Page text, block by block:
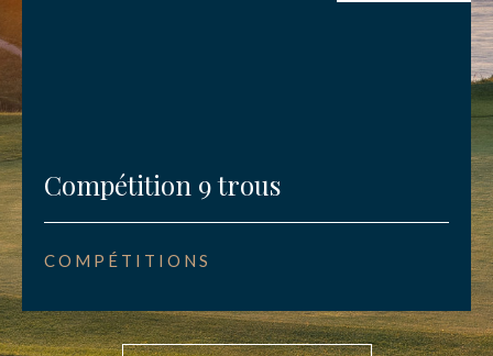
Compétition 9 trous
COMPÉTITIONS